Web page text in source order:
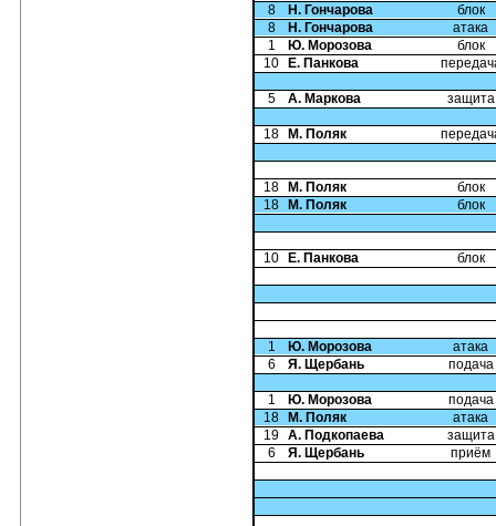
8
Н. Гончарова
блок
8
Н. Гончарова
атака
1
Ю. Морозова
блок
10
Е. Панкова
5 А. Маркова защита
18 М. Поляк
18 М. Поляк
блок
18
М. Поляк блок
10 Е. Панкова блок
1 Ю. Морозова
атака
6
Я. Щербань подача
1 Ю. Морозова
подача
18
М. Поляк
атака
19 А. Подкопаева
защита
6
Я. Щербань приём